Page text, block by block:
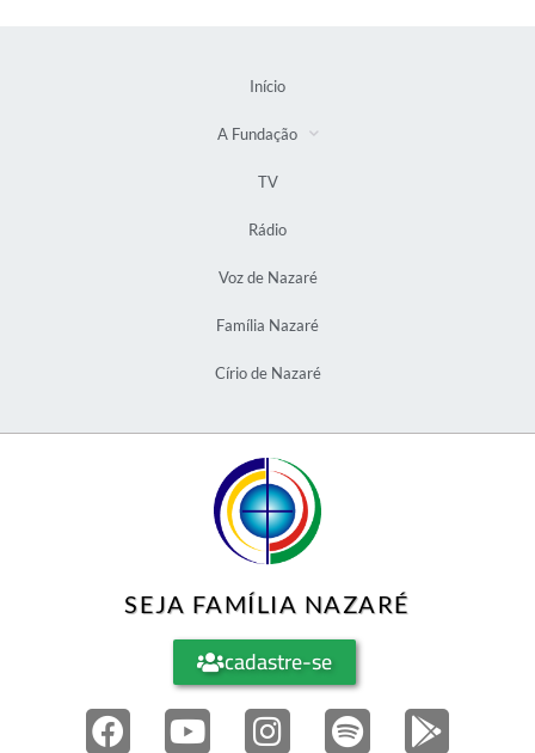
Início
A Fundação
TV
Rádio
Voz de Nazaré
Família Nazaré
Círio de Nazaré
SEJA FAMÍLIA NAZARÉ
cadastre-se